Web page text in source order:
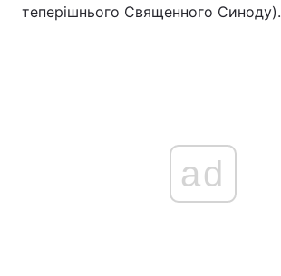
теперішнього Священного Синоду).
ad